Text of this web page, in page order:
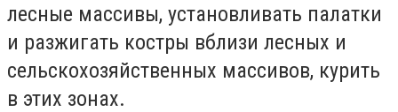
лесные массивы, установливать палатки
и разжигать костры вблизи лесных и
сельскохозяйственных массивов, курить
в этих зонах.